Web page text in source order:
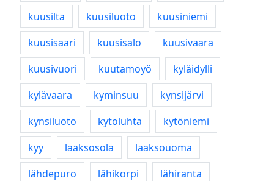
kuusilta kuusiluoto
kuusiniemi
kuusisaari
kuusisalo
kuusivaara
kuusivuori
kuutamoyö
kyläidylli
kylävaara
kyminsuu
kynsijärvi
kynsiluoto
kytöluhta
kytöniemi
kyy
laaksosola
laaksouoma
lähdepuro
lähikorpi
lähiranta